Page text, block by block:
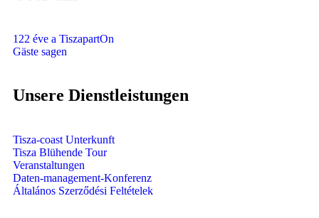
122 éve a TiszapartOn
Gäste sagen
Unsere Dienstleistungen
Tisza-coast Unterkunft
Tisza Blühende Tour
Veranstaltungen
Daten-management-Konferenz
Általános Szerződési Feltételek